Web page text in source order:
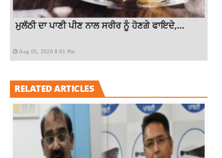
ਮੁਲੱਠੀ ਦਾ ਪਾਣੀ ਪੀਣ ਨਾਲ ਸਰੀਰ ਨੂੰ ਹੋਣਗੇ ਫਾਇਦੇ,...
Aug 05, 2026 8:01 Pm
RELATED ARTICLES